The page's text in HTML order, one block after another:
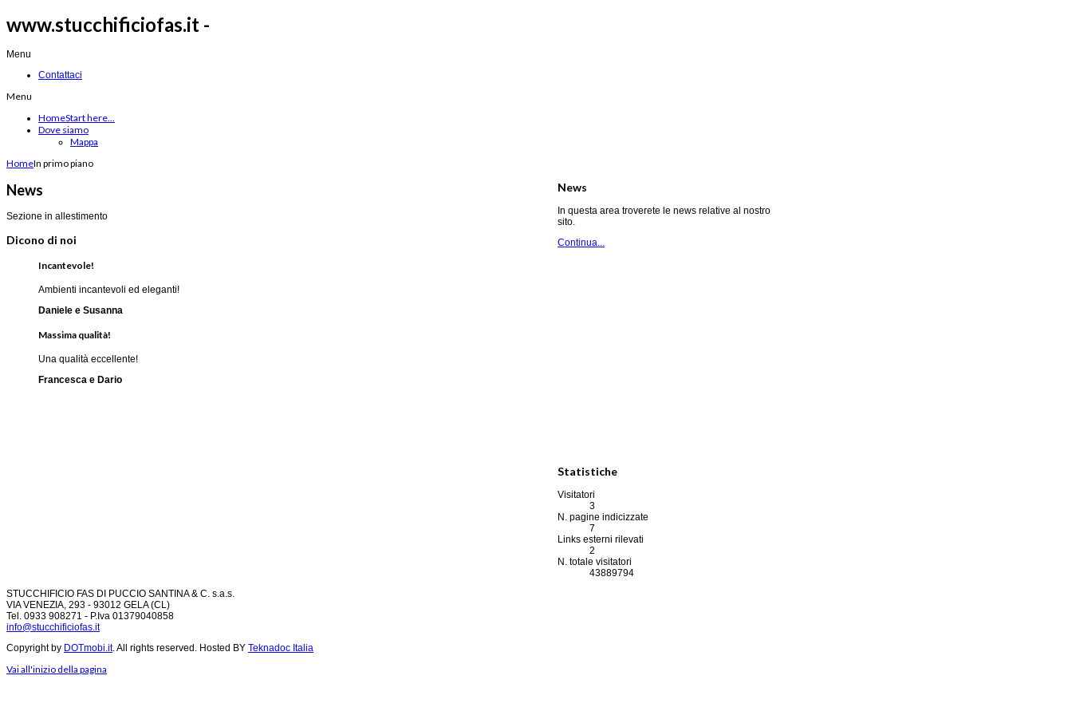
www.stucchificiofas.it -
Menu
Contattaci
Menu
HomeStart here...
Dove siamo
Mappa
HomeIn primo piano
News
Sezione in allestimento
Dicono di noi
Incantevole!
Ambienti incantevoli ed eleganti!
Daniele e Susanna
Massima qualità!
Una qualità eccellente!
Francesca e Dario
News
In questa area troverete le news relative al nostro
sito.
Continua...
Statistiche
Visitatori
3
N. pagine indicizzate
7
Links esterni rilevati
2
N. totale visitatori
43889794
STUCCHIFICIO FAS DI PUCCIO SANTINA & C. s.a.s.
VIA VENEZIA, 293 - 93012 GELA (CL)
Tel. 0933 908271 - P.Iva 01379040858
info@stucchificiofas.it
Copyright by DOTmobi.it. All rights reserved. Hosted BY Teknadoc Italia
Vai all'inizio della pagina